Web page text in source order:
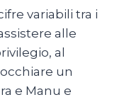
variabili tra i
alle
al
un
e Manu e